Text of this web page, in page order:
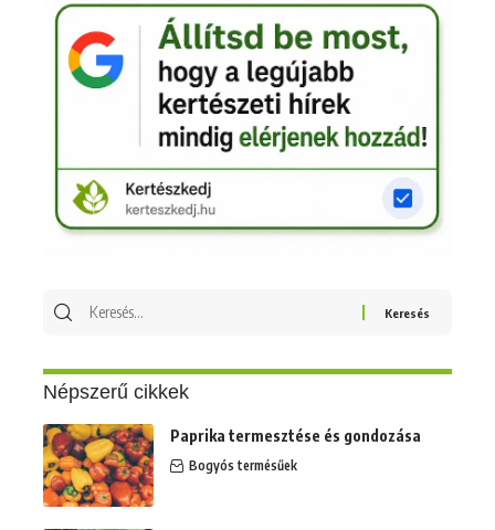
Keresés
Népszerű cikkek
Paprika termesztése és gondozása
Bogyós termésűek